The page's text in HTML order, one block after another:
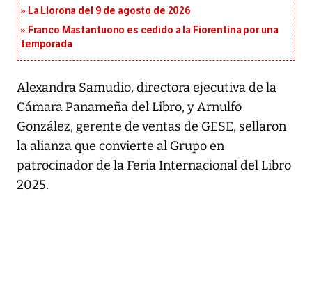
La Llorona del 9 de agosto de 2026
Franco Mastantuono es cedido a la Fiorentina por una
temporada
Alexandra Samudio, directora ejecutiva de la
Cámara Panameña del Libro, y Arnulfo
González, gerente de ventas de GESE, sellaron
la alianza que convierte al Grupo en
patrocinador de la Feria Internacional del Libro
2025.